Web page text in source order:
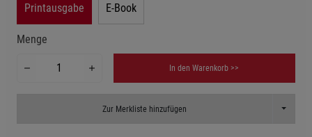
Printausgabe E-Book
Menge
In den Warenkorb >>
Zur Merkliste hinzufügen Toggle